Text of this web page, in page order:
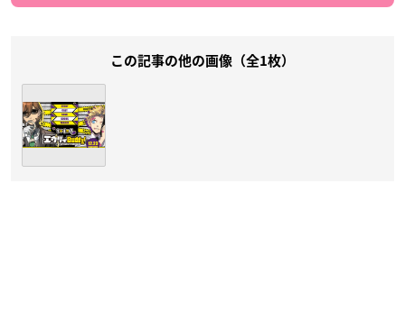
この記事の他の画像（全1枚）